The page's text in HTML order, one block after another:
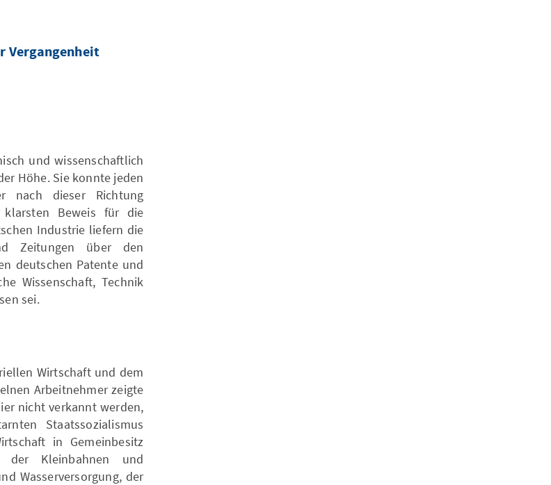
Vergangenheit
und wissenschaftlich
Höhe. Sie konnte jeden
nach dieser Richtung
Beweis für die
Industrie liefern die
Zeitungen über den
deutschen Patente und
Wissenschaft, Technik
sei.
Wirtschaft und dem
Arbeitnehmer zeigte
nicht verkannt werden,
Staatssozialismus
in Gemeinbesitz
der Kleinbahnen und
Wasserversorgung, der